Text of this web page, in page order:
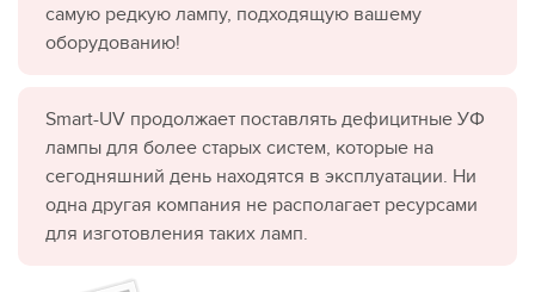
самую редкую лампу, подходящую вашему
оборудованию!
Smart-UV продолжает поставлять дефицитные УФ
лампы для более старых систем, которые на
сегодняшний день находятся в эксплуатации. Ни
одна другая компания не располагает ресурсами
для изготовления таких ламп.